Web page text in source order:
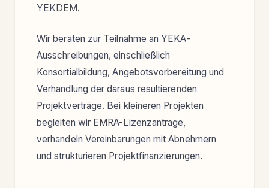
YEKDEM.
Wir beraten zur Teilnahme an YEKA-
Ausschreibungen, einschließlich
Konsortialbildung, Angebotsvorbereitung und
Verhandlung der daraus resultierenden
Projektverträge. Bei kleineren Projekten
begleiten wir EMRA-Lizenzanträge,
verhandeln Vereinbarungen mit Abnehmern
und strukturieren Projektfinanzierungen.